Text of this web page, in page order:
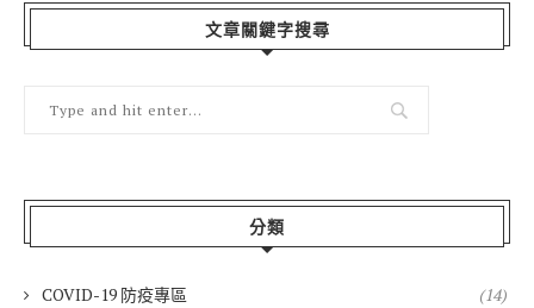
文章關鍵字搜尋
分類
COVID-19 防疫專區 (14)